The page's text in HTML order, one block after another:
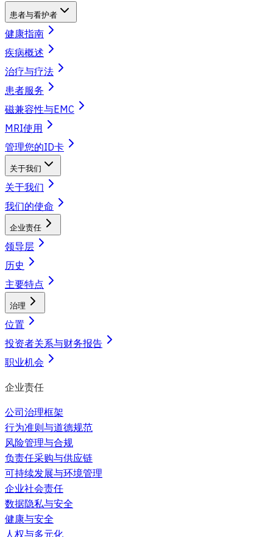
患者与看护者
健康指南
疾病概述
治疗与疗法
患者服务
磁兼容性与EMC
MRI使用
管理您的ID卡
关于我们
关于我们
我们的使命
企业责任
领导层
历史
主要特点
治理
位置
投资者关系与财务报告
职业机会
企业责任
公司治理框架
行为准则与道德规范
风险管理与合规
负责任采购与供应链
可持续发展与环境管理
企业社会责任
数据隐私与安全
健康与安全
人权与多元化